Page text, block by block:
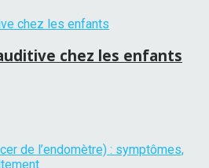
chez les enfants